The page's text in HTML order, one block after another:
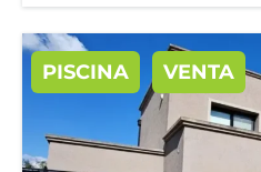
PISCINA VENTA